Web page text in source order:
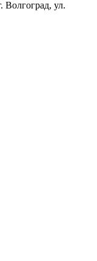
Волгоград, ул.